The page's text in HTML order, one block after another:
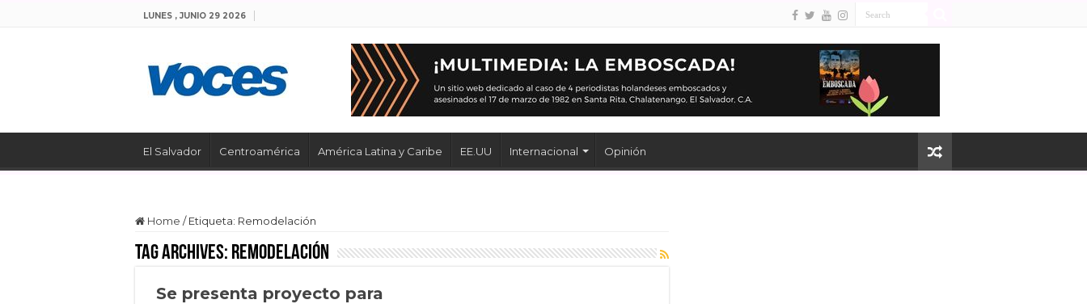
LUNES , JUNIO 29 2026
El Salvador Centroamérica América Latina y Caribe EE.UU Internacional Opinión
Home / Etiqueta: Remodelación
Tag Archives: Remodelación
Se presenta proyecto para